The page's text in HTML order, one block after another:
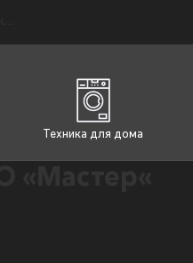
Техника для дома